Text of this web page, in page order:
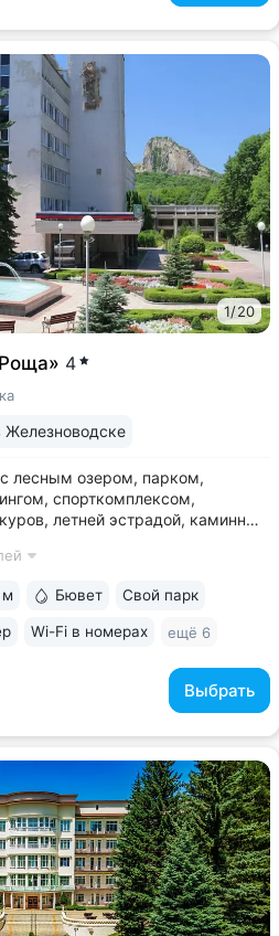
1/20
4
Железноводске
лесным озером, парком,
спорткомплексом,
летней эстрадой, каминным
с катамаранами и зоной для
Выбрать
м Бювет Свой парк
Wi-Fi в номерах ещё 6